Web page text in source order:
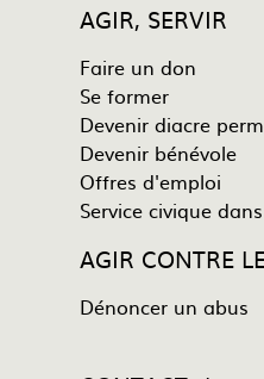
AGIR, SERVIR
Faire un don
Se former
Devenir diacre
Devenir bénévole
Offres d'emploi
Service civique
AGIR CONTRE
Dénoncer un abus